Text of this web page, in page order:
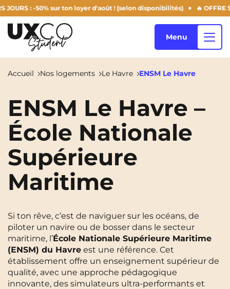
: -50% sur ton loyer d'août ! (selon disponibilités) 🔥 OFFRE
Nos logements
Annemasse Archamps
Aulnoy-Lez-Valenciennes Béziers
Bezons NEW!
Brest Caen
Cergy-Pontoise Clermont-Ferrand
Chambéry NEW! Dijon
Gradignan Grenoble
Qui sommes-nous ?
Blog
FR
FR
EN
Instagram
TikTokFacebookYouTubeLinkedIn
Menu
Accueil Nos logements Le Havre ENSM Le Havre
ENSM Le Havre –
École Nationale
Supérieure
Maritime
Si ton rêve, c’est de naviguer sur les océans, de
piloter un navire ou de bosser dans le secteur
maritime, l’École Nationale Supérieure Maritime
(ENSM) du Havre est une référence. Cet
établissement offre un enseignement supérieur de
qualité, avec une approche pédagogique
innovante, des simulateurs ultra-performants et